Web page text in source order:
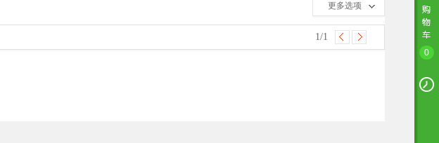
收起选项
更多选项
1/1
0